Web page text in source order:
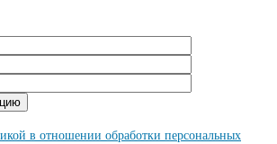
в отношении обработки персональных